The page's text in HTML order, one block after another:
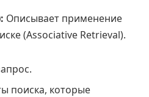
Описывает применение
(Associative Retrieval).
поиска, которые